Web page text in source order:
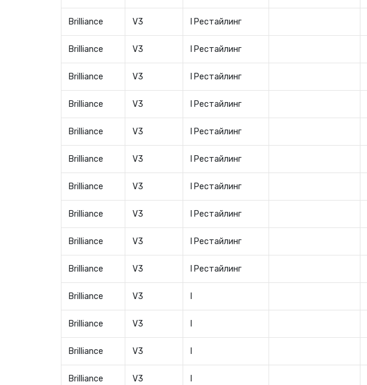
Brilliance V3 I Рестайлинг
Brilliance V3 I Рестайлинг
Brilliance V3 I Рестайлинг
Brilliance V3 I Рестайлинг
Brilliance V3 I Рестайлинг
Brilliance V3 I Рестайлинг
Brilliance V3 I Рестайлинг
Brilliance V3 I Рестайлинг
Brilliance V3 I Рестайлинг
Brilliance V3 I Рестайлинг
Brilliance V3
Brilliance V3
Brilliance V3
Brilliance V3